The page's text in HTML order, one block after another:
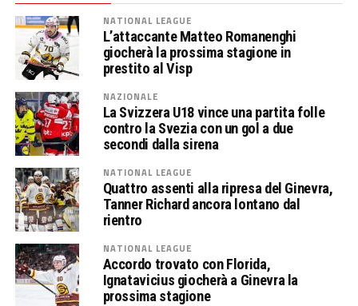
NATIONAL LEAGUE
L’attaccante Matteo Romanenghi
giocherà la prossima stagione in
prestito al Visp
NAZIONALE
La Svizzera U18 vince una partita folle
contro la Svezia con un gol a due
secondi dalla sirena
NATIONAL LEAGUE
Quattro assenti alla ripresa del Ginevra,
Tanner Richard ancora lontano dal
rientro
NATIONAL LEAGUE
Accordo trovato con Florida,
Ignatavicius giocherà a Ginevra la
prossima stagione